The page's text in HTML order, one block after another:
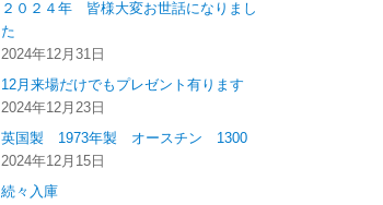
２０２４年 皆様大変お世話になりまし
た
2024年12月31日
12月来場だけでもプレゼント有ります
2024年12月23日
英国製 1973年製 オースチン 1300
2024年12月15日
続々入庫